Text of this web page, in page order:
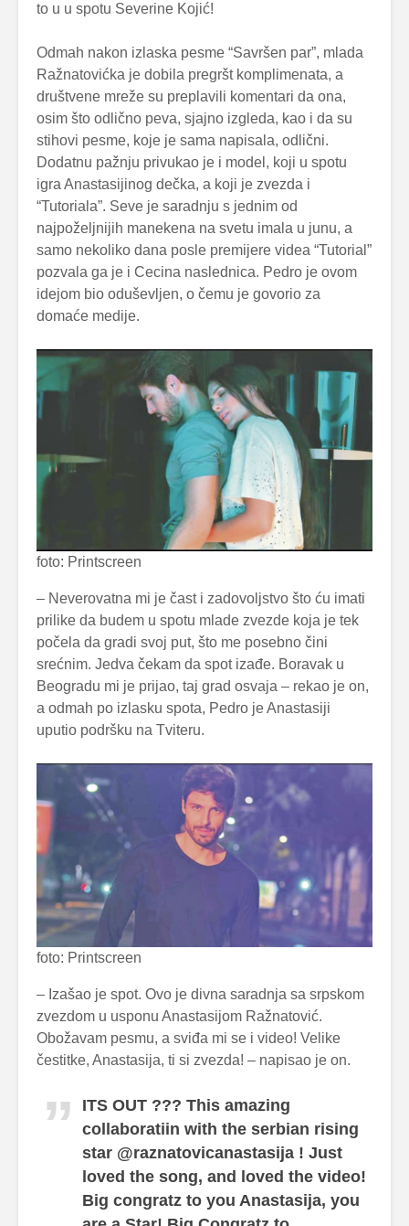
to u u spotu Severine Kojić!
Odmah nakon izlaska pesme “Savršen par”, mlada
Ražnatovićka je dobila pregršt komplimenata, a
društvene mreže su preplavili komentari da ona,
osim što odlično peva, sjajno izgleda, kao i da su
stihovi pesme, koje je sama napisala, odlični.
Dodatnu pažnju privukao je i model, koji u spotu
igra Anastasijinog dečka, a koji je zvezda i
“Tutoriala”. Seve je saradnju s jednim od
najpoželjnijih manekena na svetu imala u junu, a
samo nekoliko dana posle premijere videa “Tutorial”
pozvala ga je i Cecina naslednica. Pedro je ovom
idejom bio oduševljen, o čemu je govorio za
domaće medije.
foto: Printscreen
– Neverovatna mi je čast i zadovoljstvo što ću imati
prilike da budem u spotu mlade zvezde koja je tek
počela da gradi svoj put, što me posebno čini
srećnim. Jedva čekam da spot izađe. Boravak u
Beogradu mi je prijao, taj grad osvaja – rekao je on,
a odmah po izlasku spota, Pedro je Anastasiji
uputio podršku na Tviteru.
foto: Printscreen
– Izašao je spot. Ovo je divna saradnja sa srpskom
zvezdom u usponu Anastasijom Ražnatović.
Obožavam pesmu, a sviđa mi se i video! Velike
čestitke, Anastasija, ti si zvezda! – napisao je on.
ITS OUT ??? This amazing
collaboratiin with the serbian rising
star @raznatovicanastasija ! Just
loved the song, and loved the video!
Big congratz to you Anastasija, you